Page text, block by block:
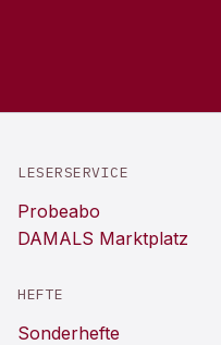
LESERSERVICE
Probeabo
DAMALS Marktplatz
HEFTE
Sonderhefte